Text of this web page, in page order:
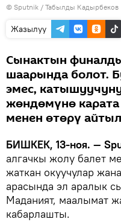
© Sputnik / Табылды Кадырбеков
Жазылуу
Сынактын
шаарында болот.
эмес,
жөндөмүнө
менен өтөрү
БИШКЕК, 13-ноя. —
алгачкы жолу балет
жаткан окуучулар
арасында эл аралык
Маданият, маалымат
кабарлашты.